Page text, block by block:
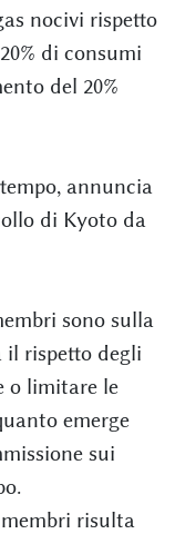
nocivi rispetto
di consumi
del 20%
annuncia
di Kyoto da
sono sulla
il rispetto degli
o limitare le
emerge
sui
risulta